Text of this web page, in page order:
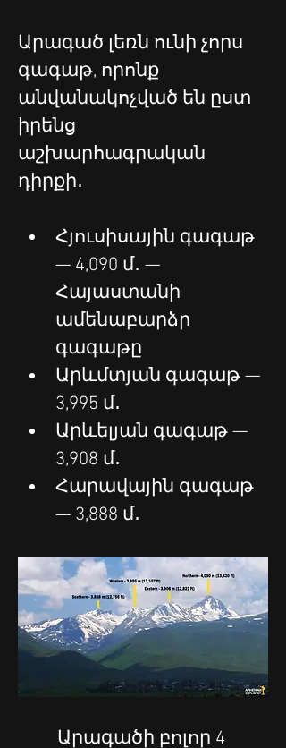
Արագած լեռն ունի չորս
գագաթ, որոնք
անվանակոչված են ըստ
իրենց
աշխարհագրական
դիրքի․
Հյուսիսային գագաթ
— 4,090 մ․ —
Հայաստանի
ամենաբարձր
գագաթը
Արևմտյան գագաթ —
3,995 մ․
Արևելյան գագաթ —
3,908 մ․
Հարավային գագաթ
— 3,888 մ․
Արագածի բոլոր 4